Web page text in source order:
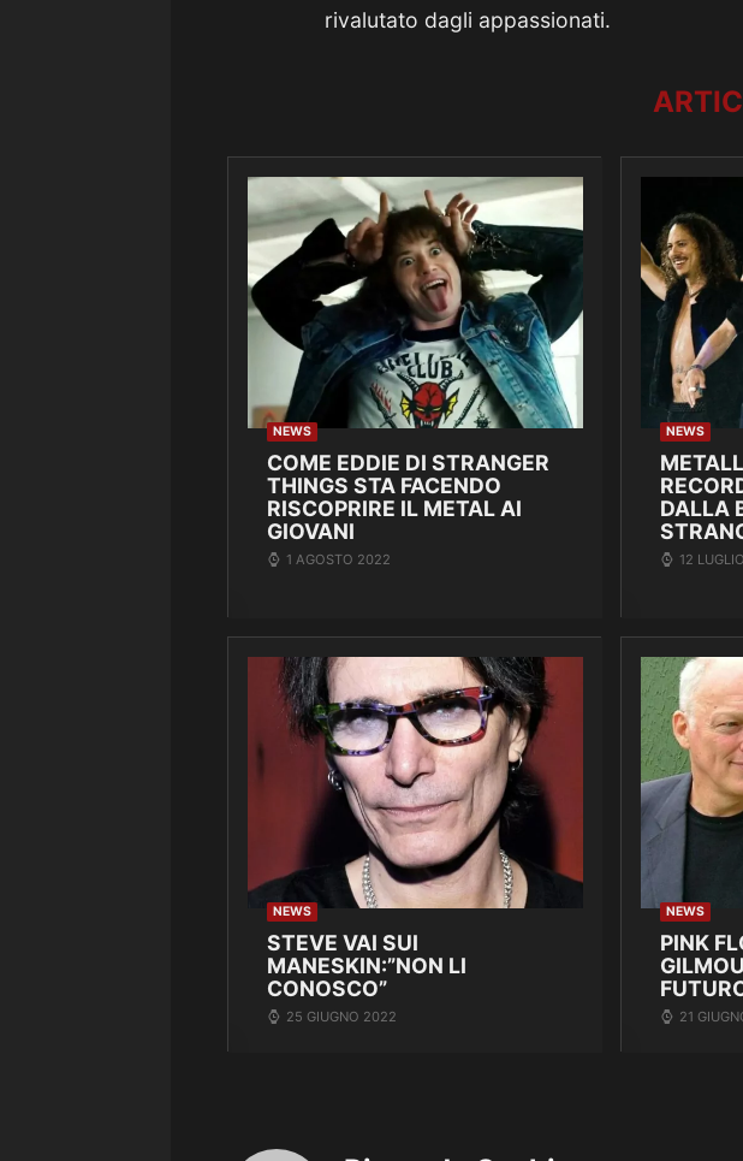
rivalutato dagli appassionati.
NEWS
COME EDDIE DI STRANGER
THINGS STA FACENDO
RISCOPRIRE IL METAL AI
GIOVANI
1 AGOSTO 2022
NEWS
DALLA
12
NEWS
STEVE VAI SUI
MANESKIN:”NON LI
CONOSCO”
25 GIUGNO 2022
NEWS
PINK
21